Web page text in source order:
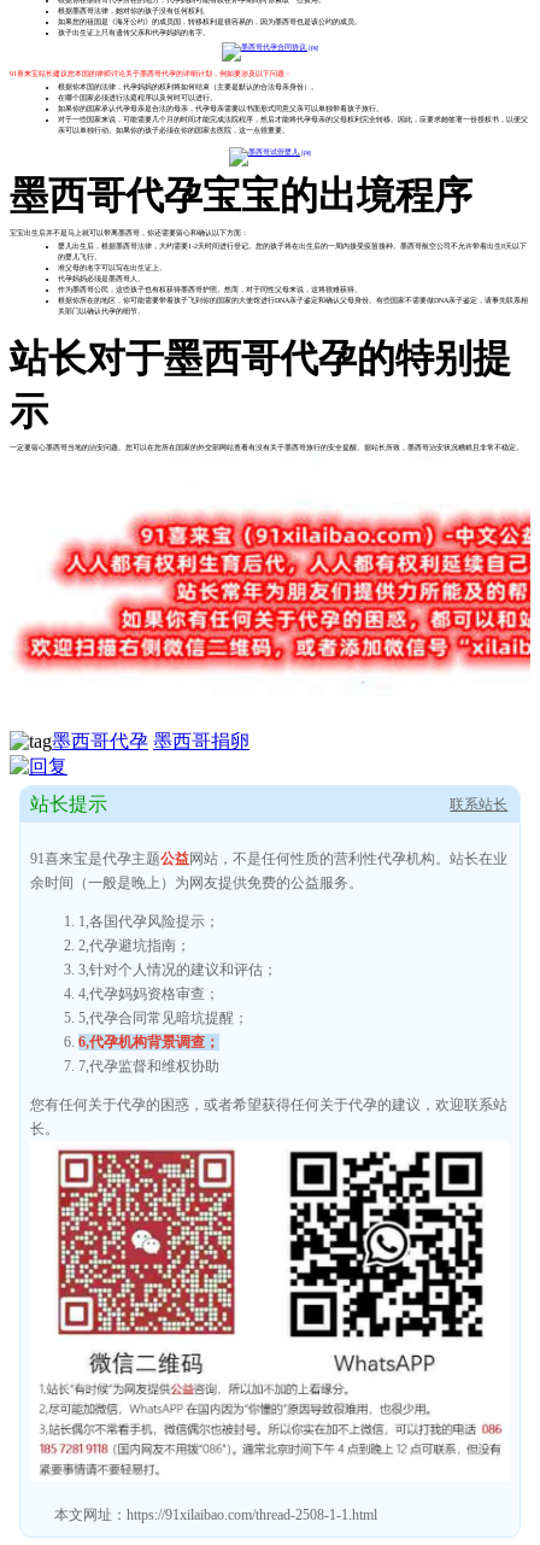
根据墨西哥法律，她对你的孩子没有任何权利。
如果您的祖国是《海牙公约》的成员国，转移权利是很容易的，因为墨西哥也是该公约的成员。
孩子出生证上只有遗传父亲和代孕妈妈的名字。
91喜来宝站长建议您本国的律师讨论关于墨西哥代孕的详细计划，例如要涉及以下问题：
根据你本国的法律，代孕妈妈的权利将如何结束（主要是默认的合法母亲身份）。
在哪个国家必须进行法庭程序以及何时可以进行。
如果你的国家承认代孕母亲是合法的母亲，代孕母亲需要以书面形式同意父亲可以单独带着孩子旅行。
对于一些国家来说，可能需要几个月的时间才能完成法院程序，然后才能将代孕母亲的父母权利完全转移。因此，应要求她签署一份授权书，以便父
亲可以单独行动。如果你的孩子必须在你的国家去医院，这一点很重要。
墨西哥代孕宝宝的出境程序
宝宝出生后并不是马上就可以带离墨西哥，你还需要留心和确认以下方面：
婴儿出生后，根据墨西哥法律，大约需要1-2天时间进行登记。您的孩子将在出生后的一周内接受疫苗接种。墨西哥航空公司不允许带着出生8天以下
的婴儿飞行。
准父母的名字可以写在出生证上。
代孕妈妈必须是墨西哥人。
作为墨西哥公民，这些孩子也有权获得墨西哥护照。然而，对于同性父母来说，这将很难获得。
根据你所在的地区，你可能需要带着孩子飞到你的国家的大使馆进行DNA亲子鉴定和确认父母身份。有些国家不需要做DNA亲子鉴定，请事先联系相
关部门以确认代孕的细节。
站长对于墨西哥代孕的特别提
示
一定要留心墨西哥当地的治安问题。您可以在您所在国家的外交部网站查看有没有关于墨西哥旅行的安全提醒。据站长所致，墨西哥治安状况糟糕且非常不稳定。
墨西哥代孕 墨西哥捐卵
站长提示
91喜来宝是代孕主题公益网站，不是任何性质的营利性代孕机构。站长在业
余时间（一般是晚上）为网友提供免费的公益服务。
1,各国代孕风险提示；
2,代孕避坑指南；
3,针对个人情况的建议和评估；
4,代孕妈妈资格审查；
5,代孕合同常见暗坑提醒；
6,代孕机构背景调查；
7,代孕监督和维权协助
您有任何关于代孕的困惑，或者希望获得任何关于代孕的建议，欢迎联系站
长。
本文网址： https://91xilaibao.com/thread-2508-1-1.html
联系站长